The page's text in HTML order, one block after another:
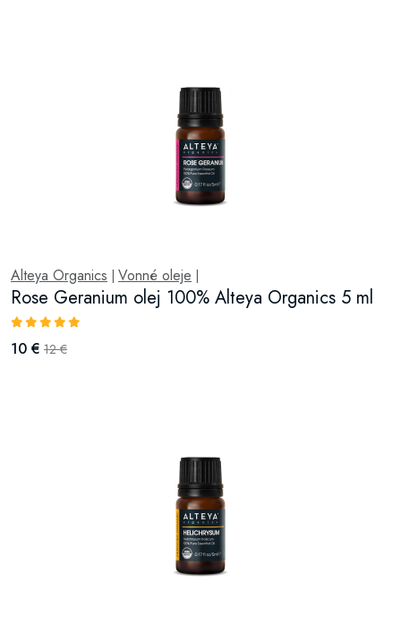
Alteya Organics Vonné oleje
Rose Geranium olej 100% Alteya Organics 5 ml
10 € 12 €